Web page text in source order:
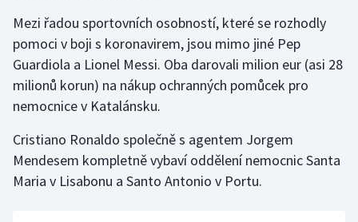
Ragby
Rychlobruslení
Short track
Mezi řadou sportovních osobností, které se rozhodly
pomoci v boji s koronavirem, jsou mimo jiné Pep
Guardiola a Lionel Messi. Oba darovali milion eur (asi 28
milionů korun) na nákup ochranných pomůcek pro
nemocnice v Katalánsku.
Cristiano Ronaldo společně s agentem Jorgem
Mendesem kompletně vybaví oddělení nemocnic Santa
Maria v Lisabonu a Santo Antonio v Portu.